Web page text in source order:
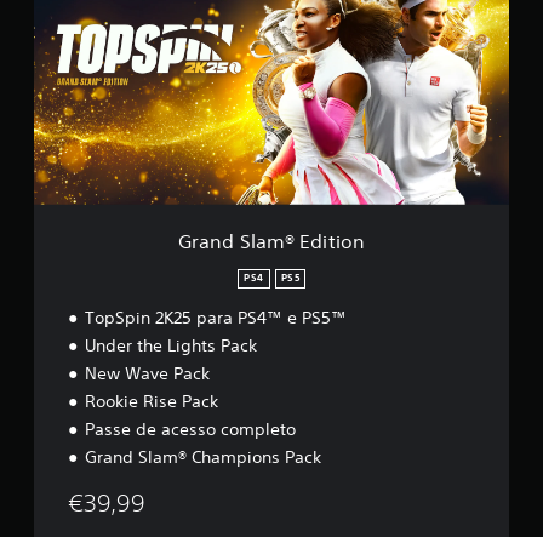
d
S
a
m
®
E
d
i
Grand Slam® Edition
PS4 PS5
TopSpin 2K25 para PS4™ e PS5™
Under the Lights Pack
New Wave Pack
Rookie Rise Pack
Passe de acesso completo
Grand Slam® Champions Pack
€39,99